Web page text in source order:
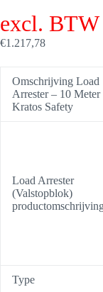
excl. BTW
€1.217,78
Omschrijving Load
Arrester – 10 Meter
Kratos Safety
Load Arrester
(Valstopblok)
Type